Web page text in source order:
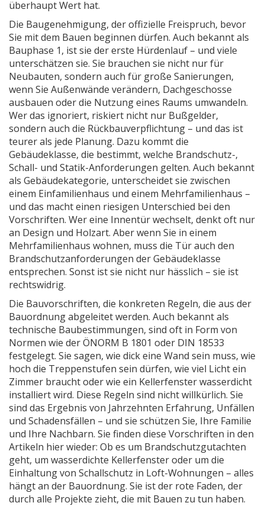
überhaupt Wert hat.
Die Baugenehmigung, der offizielle Freispruch, bevor
Sie mit dem Bauen beginnen dürfen. Auch bekannt als
Bauphase 1, ist sie der erste Hürdenlauf – und viele
unterschätzen sie. Sie brauchen sie nicht nur für
Neubauten, sondern auch für große Sanierungen,
wenn Sie Außenwände verändern, Dachgeschosse
ausbauen oder die Nutzung eines Raums umwandeln.
Wer das ignoriert, riskiert nicht nur Bußgelder,
sondern auch die Rückbauverpflichtung – und das ist
teurer als jede Planung. Dazu kommt die
Gebäudeklasse, die bestimmt, welche Brandschutz-,
Schall- und Statik-Anforderungen gelten. Auch bekannt
als Gebäudekategorie, unterscheidet sie zwischen
einem Einfamilienhaus und einem Mehrfamilienhaus –
und das macht einen riesigen Unterschied bei den
Vorschriften. Wer eine Innentür wechselt, denkt oft nur
an Design und Holzart. Aber wenn Sie in einem
Mehrfamilienhaus wohnen, muss die Tür auch den
Brandschutzanforderungen der Gebäudeklasse
entsprechen. Sonst ist sie nicht nur hässlich – sie ist
rechtswidrig.
Die Bauvorschriften, die konkreten Regeln, die aus der
Bauordnung abgeleitet werden. Auch bekannt als
technische Baubestimmungen, sind oft in Form von
Normen wie der ÖNORM B 1801 oder DIN 18533
festgelegt. Sie sagen, wie dick eine Wand sein muss, wie
hoch die Treppenstufen sein dürfen, wie viel Licht ein
Zimmer braucht oder wie ein Kellerfenster wasserdicht
installiert wird. Diese Regeln sind nicht willkürlich. Sie
sind das Ergebnis von Jahrzehnten Erfahrung, Unfällen
und Schadensfällen – und sie schützen Sie, Ihre Familie
und Ihre Nachbarn. Sie finden diese Vorschriften in den
Artikeln hier wieder: Ob es um Brandschutzgutachten
geht, um wasserdichte Kellerfenster oder um die
Einhaltung von Schallschutz in Loft-Wohnungen – alles
hängt an der Bauordnung. Sie ist der rote Faden, der
durch alle Projekte zieht, die mit Bauen zu tun haben.